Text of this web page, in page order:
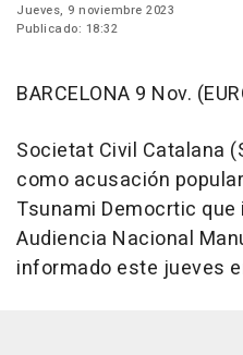
Jueves, 9 noviembre 2023
Publicado: 18:32
BARCELONA 9 Nov.
Societat Civil Catalana
como acusación
Tsunami Democrtic
Audiencia Nacional
informado este jueves